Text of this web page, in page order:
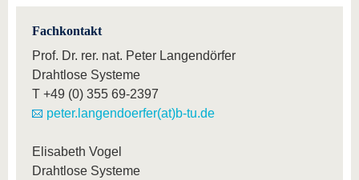
Fachkontakt
Prof. Dr. rer. nat. Peter Langendörfer
Drahtlose Systeme
T +49 (0) 355 69-2397
peter.langendoerfer(at)b-tu.de
Elisabeth Vogel
Drahtlose Systeme